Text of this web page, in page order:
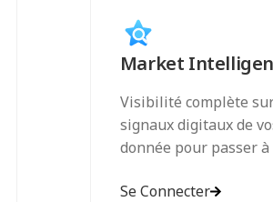
Market
Visibilité complète
signaux digitaux de
donnée pour passer à
Se Connecter